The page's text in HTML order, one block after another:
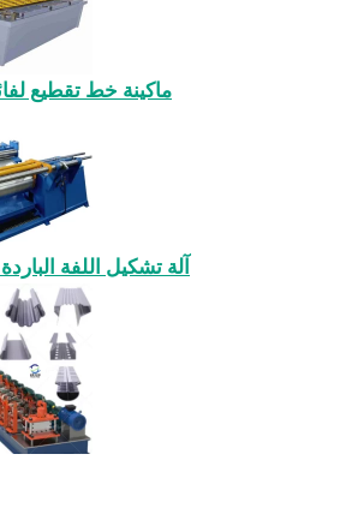
ماكينة خط تقطيع
آلة تشكيل اللفة